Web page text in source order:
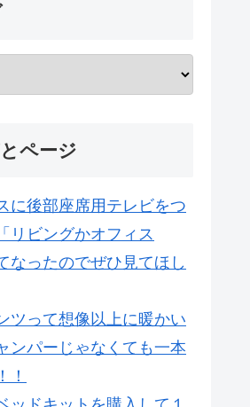
ページ
に後部座席用テレビをつ
リビングかオフィス
なったのでぜひ見てほし
ツって想像以上に暖かい
ンパーじゃなくても一本
！